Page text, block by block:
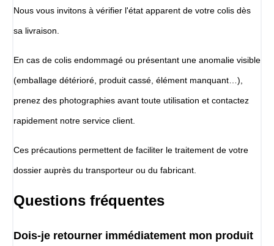
Nous vous invitons à vérifier l'état apparent de votre colis dès
sa livraison.
En cas de colis endommagé ou présentant une anomalie visible
(emballage détérioré, produit cassé, élément manquant…),
prenez des photographies avant toute utilisation et contactez
rapidement notre service client.
Ces précautions permettent de faciliter le traitement de votre
dossier auprès du transporteur ou du fabricant.
Questions fréquentes
Dois-je retourner immédiatement mon produit